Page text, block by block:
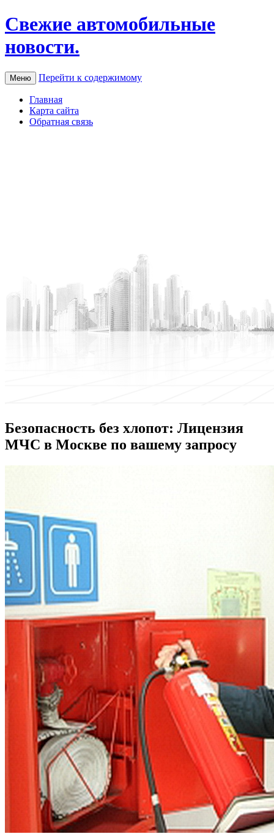
Свежие автомобильные
новости.
Меню Перейти к содержимому
Главная
Карта сайта
Обратная связь
Безопасность без хлопот: Лицензия
МЧС в Москве по вашему запросу